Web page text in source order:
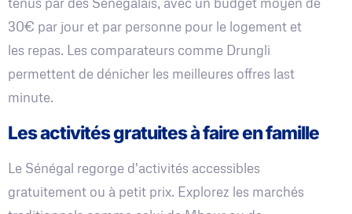
30€ par jour et par personne pour le logement et
les repas. Les comparateurs comme Drungli
permettent de dénicher les meilleures offres last
minute.
Les activités gratuites à faire en famille
Le Sénégal regorge d'activités accessibles
gratuitement ou à petit prix. Explorez les marchés